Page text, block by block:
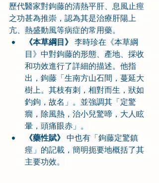
歷代醫家對鉤藤的清熱平肝、息風止痙
之功甚為推崇，認為其是治療肝陽上
亢、熱盛動風等病症的常用藥。
《本草綱目》 李時珍在《本草綱
目》中對鉤藤的形態、產地、採收
和功效進行了詳細的描述。他指
出，鉤藤「生南方山石間，蔓延大
樹上。其枝有刺，相對而生，狀如
釣鉤，故名」。並強調其「定驚
癇，除風熱，治小兒驚啼，大人眩
暈，頭痛眼赤」。
《藥性賦》 中也有「鉤藤定驚鎮
痙」的記載，簡明扼要地概括了其
主要功效。